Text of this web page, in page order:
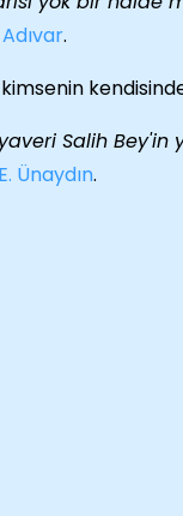
Adıvar.
Salih
Ünaydın.